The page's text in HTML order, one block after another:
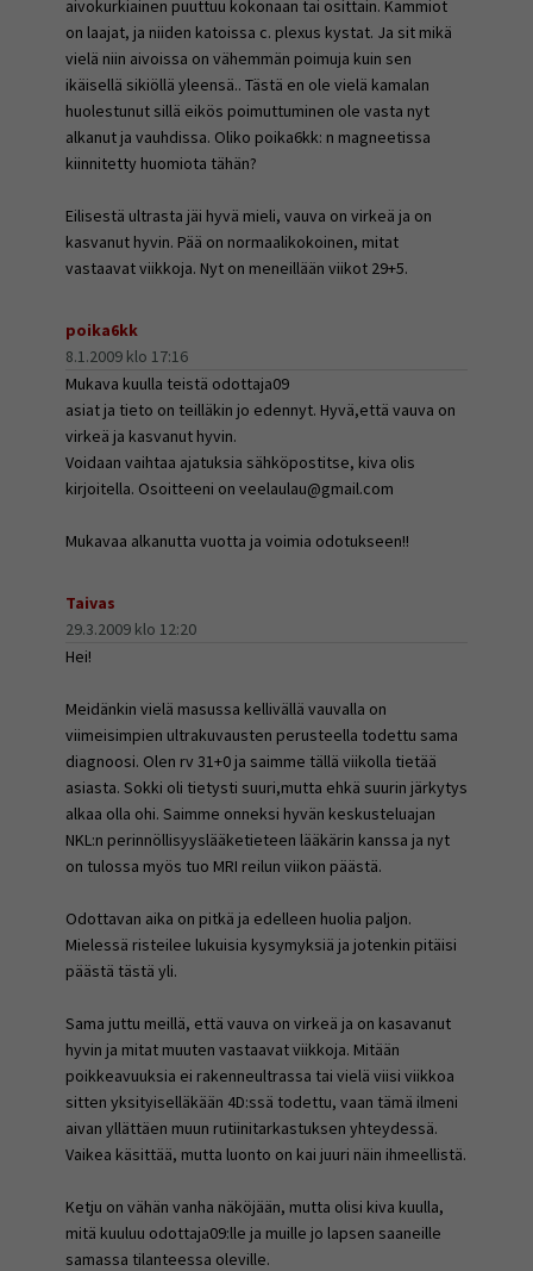
aivokurkiainen puuttuu kokonaan tai osittain. Kammiot
on laajat, ja niiden katoissa c. plexus kystat. Ja sit mikä
vielä niin aivoissa on vähemmän poimuja kuin sen
ikäisellä sikiöllä yleensä.. Tästä en ole vielä kamalan
huolestunut sillä eikös poimuttuminen ole vasta nyt
alkanut ja vauhdissa. Oliko poika6kk: n magneetissa
kiinnitetty huomiota tähän?
Eilisestä ultrasta jäi hyvä mieli, vauva on virkeä ja on
kasvanut hyvin. Pää on normaalikokoinen, mitat
vastaavat viikkoja. Nyt on meneillään viikot 29+5.
poika6kk
8.1.2009 klo 17:16
Mukava kuulla teistä odottaja09
asiat ja tieto on teilläkin jo edennyt. Hyvä,että vauva on
virkeä ja kasvanut hyvin.
Voidaan vaihtaa ajatuksia sähköpostitse, kiva olis
kirjoitella. Osoitteeni on veelaulau@gmail.com
Mukavaa alkanutta vuotta ja voimia odotukseen!!
Taivas
29.3.2009 klo 12:20
Hei!
Meidänkin vielä masussa kellivällä vauvalla on
viimeisimpien ultrakuvausten perusteella todettu sama
diagnoosi. Olen rv 31+0 ja saimme tällä viikolla tietää
asiasta. Sokki oli tietysti suuri,mutta ehkä suurin järkytys
alkaa olla ohi. Saimme onneksi hyvän keskusteluajan
NKL:n perinnöllisyyslääketieteen lääkärin kanssa ja nyt
on tulossa myös tuo MRI reilun viikon päästä.
Odottavan aika on pitkä ja edelleen huolia paljon.
Mielessä risteilee lukuisia kysymyksiä ja jotenkin pitäisi
päästä tästä yli.
Sama juttu meillä, että vauva on virkeä ja on kasavanut
hyvin ja mitat muuten vastaavat viikkoja. Mitään
poikkeavuuksia ei rakenneultrassa tai vielä viisi viikkoa
sitten yksityiselläkään 4D:ssä todettu, vaan tämä ilmeni
aivan yllättäen muun rutiinitarkastuksen yhteydessä.
Vaikea käsittää, mutta luonto on kai juuri näin ihmeellistä.
Ketju on vähän vanha näköjään, mutta olisi kiva kuulla,
mitä kuuluu odottaja09:lle ja muille jo lapsen saaneille
samassa tilanteessa oleville.